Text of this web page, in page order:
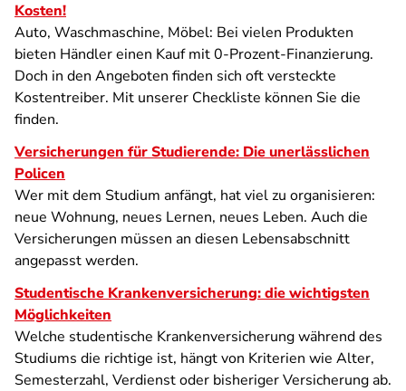
Kosten!
Auto, Waschmaschine, Möbel: Bei vielen Produkten
bieten Händler einen Kauf mit 0-Prozent-Finanzierung.
Doch in den Angeboten finden sich oft versteckte
Kostentreiber. Mit unserer Checkliste können Sie die
finden.
Versicherungen für Studierende: Die unerlässlichen
Policen
Wer mit dem Studium anfängt, hat viel zu organisieren:
neue Wohnung, neues Lernen, neues Leben. Auch die
Versicherungen müssen an diesen Lebensabschnitt
angepasst werden.
Studentische Krankenversicherung: die wichtigsten
Möglichkeiten
Welche studentische Krankenversicherung während des
Studiums die richtige ist, hängt von Kriterien wie Alter,
Semesterzahl, Verdienst oder bisheriger Versicherung ab.